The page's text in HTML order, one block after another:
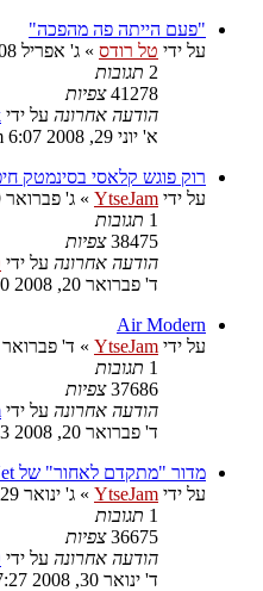
"פעם הייתה פה מהפכה"
על ידי טל רודס » ג' אפריל 08, 2008 2:41 pm
2 תגובות
41278 צפיות
הודעה אחרונה על ידי
א' יוני 29, 2008 6:07 pm
רוק פוגש קלאסי בסינמטק
על ידי YtseJam
» ג' פברואר 19, 2008 4:16 pm
1 תגובות
38475 צפיות
הודעה אחרונה על ידי
ד' פברואר 20, 2008 7:40 am
Air Modern
על ידי YtseJam
» ד' פברואר 20, 2008 5:26 am
1 תגובות
37686 צפיות
הודעה אחרונה על ידי
ד' פברואר 20, 2008 7:23 am
מדור "מתקדם לאחור" של YNet
על ידי YtseJam
» ג' ינואר 29, 2008 9:55 pm
1 תגובות
36675 צפיות
הודעה אחרונה על ידי
ד' ינואר 30, 2008 7:27 am